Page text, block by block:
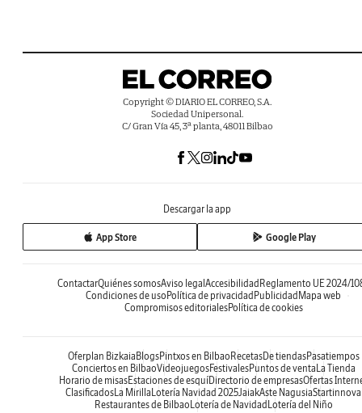
Copyright © DIARIO EL CORREO, S.A.
Sociedad Unipersonal.
C/ Gran Vía 45, 3ª planta, 48011 Bilbao
Descargar la app
App Store Google Play
ContactarQuiénes somosAviso legal Accesibilidad Reglamento UE 2024/
Condiciones de uso Política de privacidad Publicidad Mapa web
Compromisos editorialesPolítica de cookies
Oferplan Bizkaia BlogsPintxos en Bilbao RecetasDe tiendasPasatiempos
Conciertos en BilbaoVideojuegosFestivalesPuntos de venta La Tienda
Horario de misasEstaciones de esquíDirectorio de empresasOfertas
ClasificadosLa Mirilla Lotería Navidad 2025JaiakAste NagusiaStartinnova
Restaurantes de Bilbao Lotería de Navidad Lotería del Niño